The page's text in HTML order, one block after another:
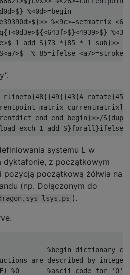
%<0d>=begin
%<9c>=setmatrix
1 add S}73 *}85 * 1 sub}>>
rlineto}48{}49{}43{A
matrix
end end begin}>>/
systemu L w
dyktafonie, z początkowym
i pozycją początkową żółwia na
(np. Dołączonym do
lsys.ps ).
%begin dictionary
are described by
%0       %ascii code for '0'